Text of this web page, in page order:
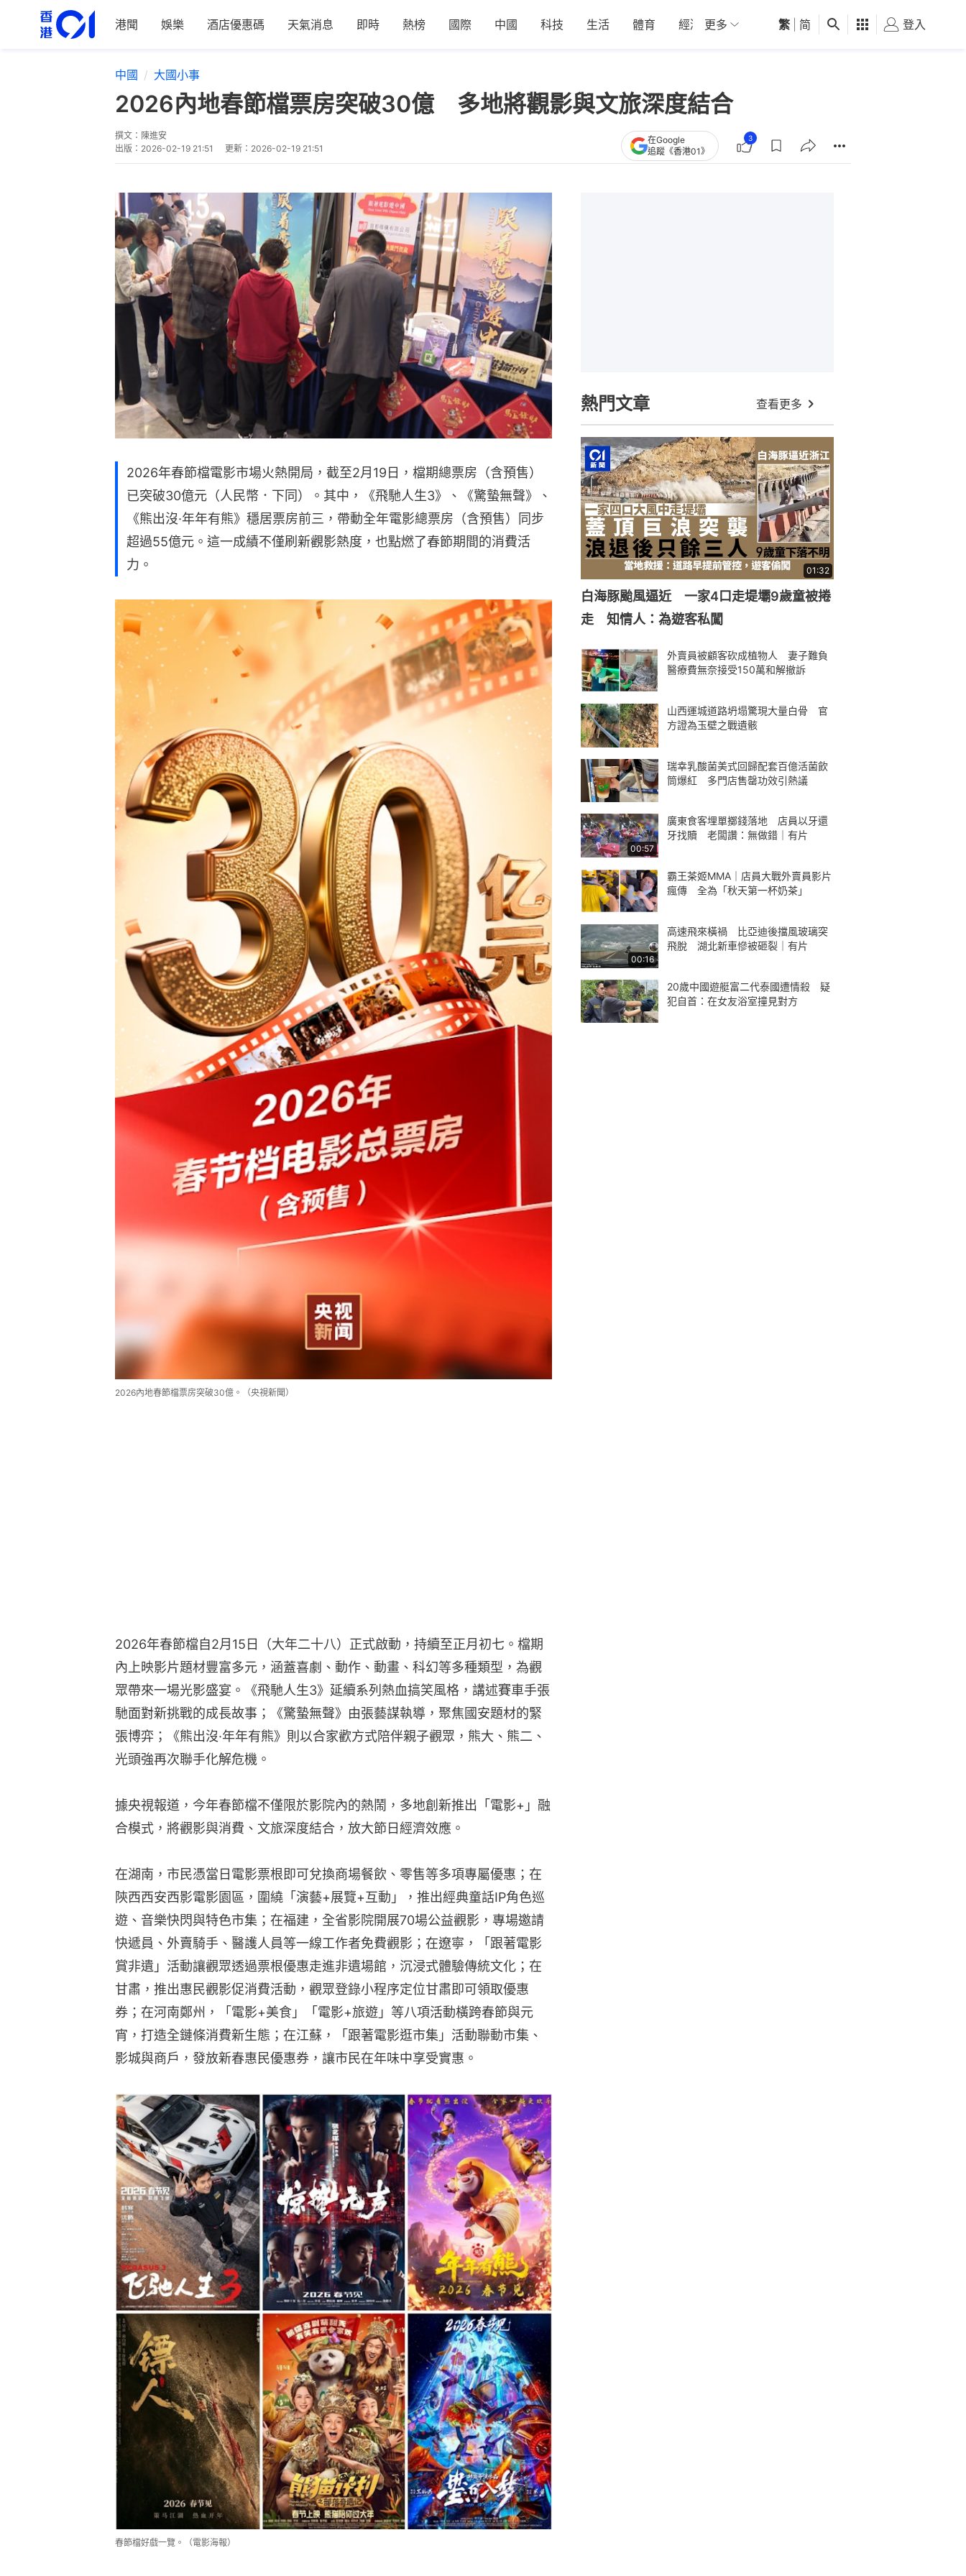
港聞 娛樂 酒店優惠碼 天氣消息 即時 熱榜 國際 中國 科技 生活 體育 經濟 01深圳 觀點 健康 好食玩飛
更多 繁 简 登入
中國 大國小事
2026內地春節檔票房突破30億 多地將觀影與文旅深度結合
撰文： 陳進安
出版： 2026-02-19 21:51 更新： 2026-02-19 21:51
在Google
追蹤《香港01》
3
2026年春節檔電影市場火熱開局，截至2月19日，檔期總票房（含預售）
已突破30億元（人民幣．下同）。其中，《飛馳人生3》、《驚蟄無聲》、
《熊出沒·年年有熊》穩居票房前三，帶動全年電影總票房（含預售）同步
超過55億元。這一成績不僅刷新觀影熱度，也點燃了春節期間的消費活
力。
2026內地春節檔票房突破30億。（央視新聞）
2026年春節檔自2月15日（大年二十八）正式啟動，持續至正月初七。檔期
內上映影片題材豐富多元，涵蓋喜劇、動作、動畫、科幻等多種類型，為觀
眾帶來一場光影盛宴。《飛馳人生3》延續系列熱血搞笑風格，講述賽車手張
馳面對新挑戰的成長故事；《驚蟄無聲》由張藝謀執導，聚焦國安題材的緊
張博弈；《熊出沒·年年有熊》則以合家歡方式陪伴親子觀眾，熊大、熊二、
光頭強再次聯手化解危機。
據央視報道，今年春節檔不僅限於影院內的熱鬧，多地創新推出「電影+」融
合模式，將觀影與消費、文旅深度結合，放大節日經濟效應。
在湖南，市民憑當日電影票根即可兌換商場餐飲、零售等多項專屬優惠；在
陝西西安西影電影園區，圍繞「演藝+展覽+互動」，推出經典童話IP角色巡
遊、音樂快閃與特色市集；在福建，全省影院開展70場公益觀影，專場邀請
快遞員、外賣騎手、醫護人員等一線工作者免費觀影；在遼寧，「跟著電影
賞非遺」活動讓觀眾透過票根優惠走進非遺場館，沉浸式體驗傳統文化；在
甘肅，推出惠民觀影促消費活動，觀眾登錄小程序定位甘肅即可領取優惠
券；在河南鄭州，「電影+美食」「電影+旅遊」等八項活動橫跨春節與元
宵，打造全鏈條消費新生態；在江蘇，「跟著電影逛市集」活動聯動市集、
影城與商戶，發放新春惠民優惠券，讓市民在年味中享受實惠。
春節檔好戲一覽。（電影海報）
熱門文章 查看更多
01:32
白海豚颱風逼近 一家4口走堤壩9歲童被捲
走 知情人：為遊客私闖
外賣員被顧客砍成植物人 妻子難負
醫療費無奈接受150萬和解撤訴
山西運城道路坍塌驚現大量白骨 官
方證為玉壁之戰遺骸
瑞幸乳酸菌美式回歸配套百億活菌飲
筒爆紅 多門店售罄功效引熱議
00:57
廣東食客埋單擲錢落地 店員以牙還
牙找贖 老闆讚：無做錯｜有片
霸王茶姬MMA｜店員大戰外賣員影片
瘋傳 全為「秋天第一杯奶茶」
00:16
高速飛來橫禍 比亞迪後擋風玻璃突
飛脫 湖北新車慘被砸裂｜有片
20歲中國遊艇富二代泰國遭情殺 疑
犯自首：在女友浴室撞見對方